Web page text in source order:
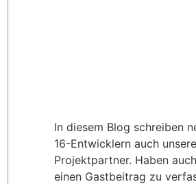
In diesem Blog schreiben
16-Entwicklern auch
Projektpartner. Haben
einen Gastbeitrag zu